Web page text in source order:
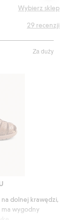
Wybierz sklep
Za duży
29 recenzji
na dolnej krawędzi,
ma wygodny